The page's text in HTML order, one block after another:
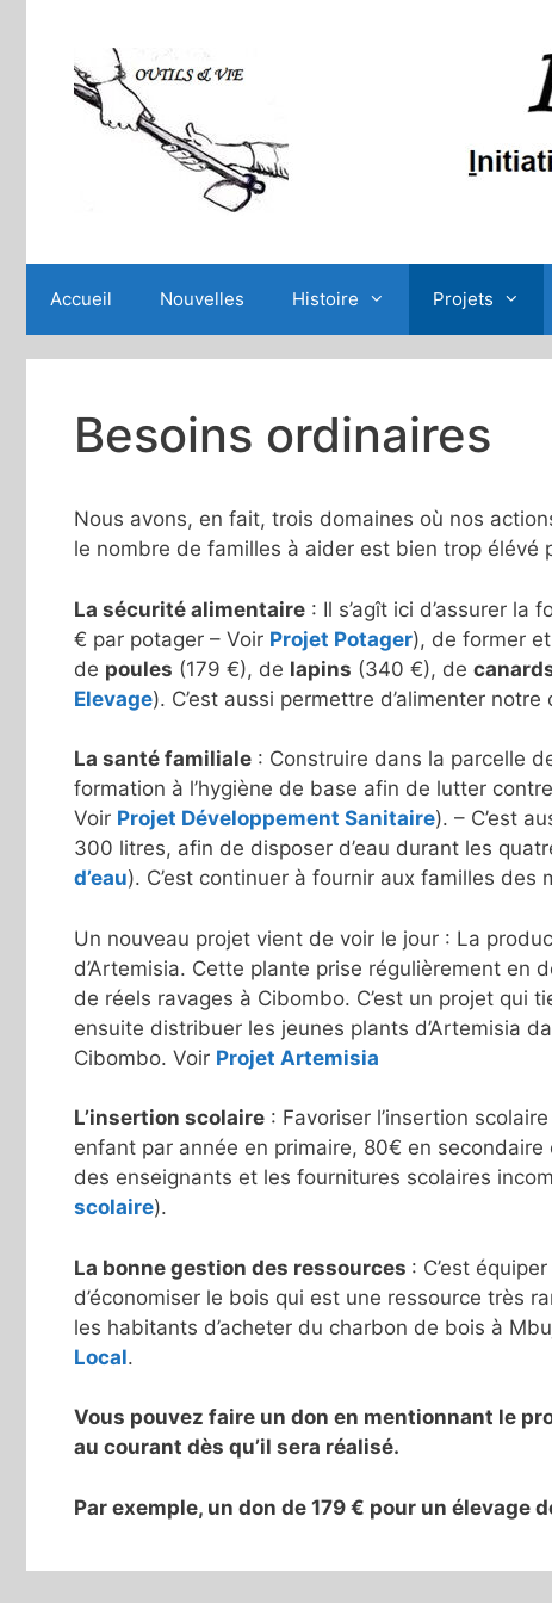
contenu
Accueil Nouvelles Histoire Projets
Besoins ordinaires
Nous avons, en fait, trois domaines où nos
le nombre de familles à aider est bien trop
La sécurité alimentaire : Il s’agît ici d’assurer la
€ par potager – Voir Projet Potager), de former
de poules (179 €), de lapins (340 €), de
Elevage). C’est aussi permettre d’alimenter
La santé familiale : Construire dans la parcelle
formation à l’hygiène de base afin de lutter
Voir Projet Développement Sanitaire). – C’est
300 litres, afin de disposer d’eau durant les
d’eau). C’est continuer à fournir aux familles
Un nouveau projet vient de voir le jour : La
d’Artemisia. Cette plante prise régulièrement
de réels ravages à Cibombo. C’est un projet qui
ensuite distribuer les jeunes plants d’Artemisia
Cibombo. Voir Projet Artemisia
L’insertion scolaire : Favoriser l’insertion
enfant par année en primaire, 80€ en
des enseignants et les fournitures scolaires
scolaire).
La bonne gestion des ressources : C’est
d’économiser le bois qui est une ressource très
les habitants d’acheter du charbon de bois à
Local.
Vous pouvez faire un don en mentionnant le
au courant dès qu’il sera réalisé.
Par exemple, un don de 179 € pour un élevage